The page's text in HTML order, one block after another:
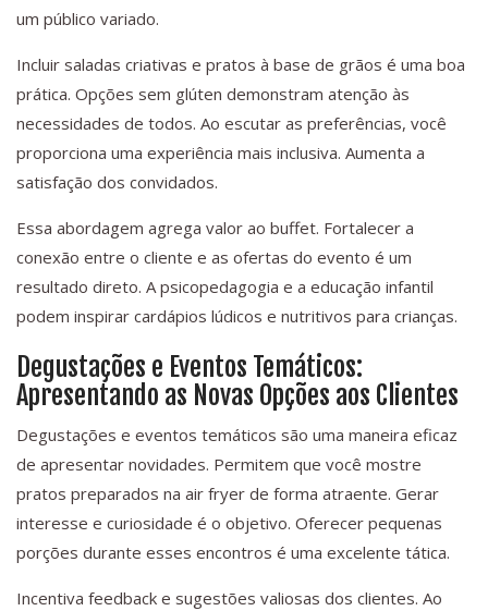
um público variado.
Incluir saladas criativas e pratos à base de grãos é uma boa
prática. Opções sem glúten demonstram atenção às
necessidades de todos. Ao escutar as preferências, você
proporciona uma experiência mais inclusiva. Aumenta a
satisfação dos convidados.
Essa abordagem agrega valor ao buffet. Fortalecer a
conexão entre o cliente e as ofertas do evento é um
resultado direto. A psicopedagogia e a educação infantil
podem inspirar cardápios lúdicos e nutritivos para crianças.
Degustações e Eventos Temáticos:
Apresentando as Novas Opções aos Clientes
Degustações e eventos temáticos são uma maneira eficaz
de apresentar novidades. Permitem que você mostre
pratos preparados na air fryer de forma atraente. Gerar
interesse e curiosidade é o objetivo. Oferecer pequenas
porções durante esses encontros é uma excelente tática.
Incentiva feedback e sugestões valiosas dos clientes. Ao